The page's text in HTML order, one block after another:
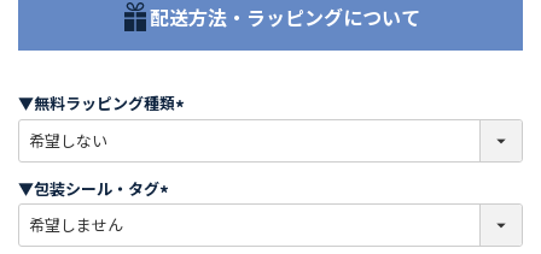
配送方法・ラッピングについて
▼無料ラッピング種類
必
)
▼包装シール・タグ
必